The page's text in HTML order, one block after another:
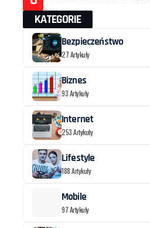
KATEGORIE
Bezpieczeństwo
27 Artykuły
Biznes
93 Artykuły
Internet
253 Artykuły
Lifestyle
188 Artykuły
Mobile
97 Artykuły